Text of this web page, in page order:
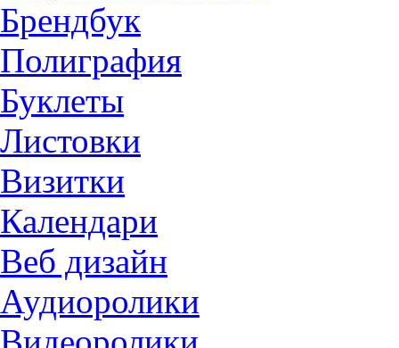
Брендбук
Полиграфия
Буклеты
Листовки
Визитки
Календари
Веб дизайн
Аудиоролики